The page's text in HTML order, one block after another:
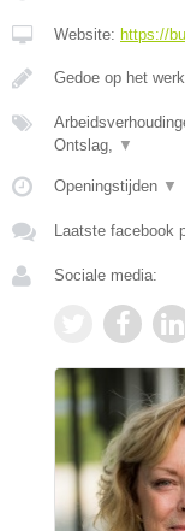
Website: https://
Gedoe op het
Ontslag,
▼
Openingstijden ▼
Laatste facebook
Sociale media: